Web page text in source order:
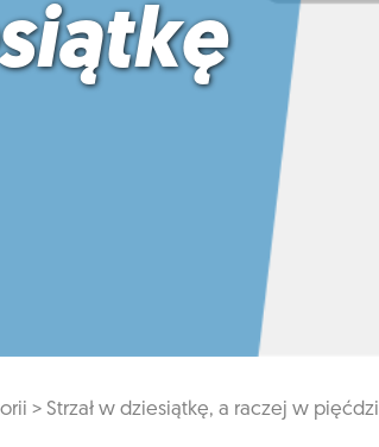
> Strzał w dziesiątkę, a raczej w